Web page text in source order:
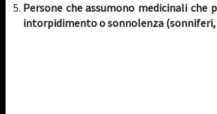
Persone che assumono medicinali che
intorpidimento o sonnolenza (sonniferi,